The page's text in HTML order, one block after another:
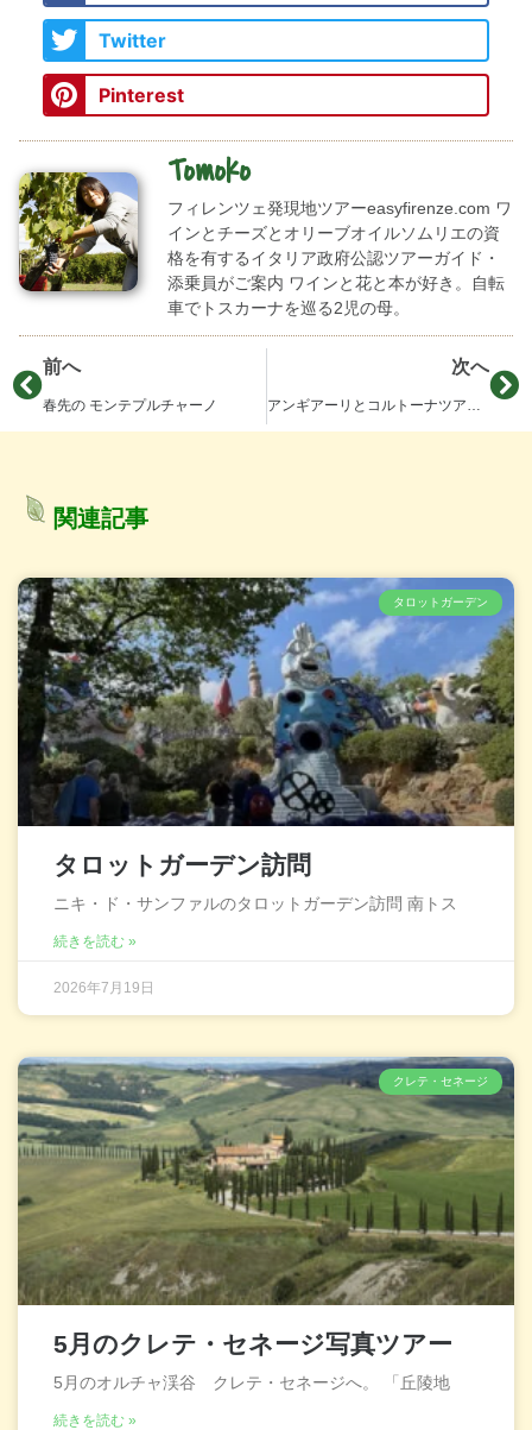
Twitter
Pinterest
Tomoko
フィレンツェ発現地ツアーeasyfirenze.com ワ
インとチーズとオリーブオイルソムリエの資
格を有するイタリア政府公認ツアーガイド・
添乗員がご案内 ワインと花と本が好き。自転
車でトスカーナを巡る2児の母。
前へ
春先の モンテプルチャーノ
次へ
関連記事
タロットガーデン
タロットガーデン訪問
ニキ・ド・サンファルのタロットガーデン訪問 南トス
続きを読む »
2026年7月19日
クレテ・セネージ
5月のクレテ・セネージ写真ツアー
5月のオルチャ渓谷 クレテ・セネージへ。 「丘陵地
続きを読む »